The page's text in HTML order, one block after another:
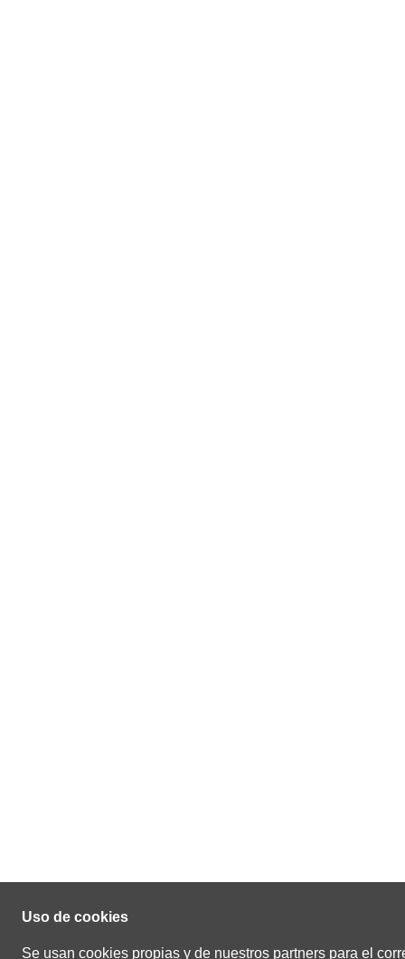
Uso de cookies
Se usan cookies propias y de nuestros partners para el